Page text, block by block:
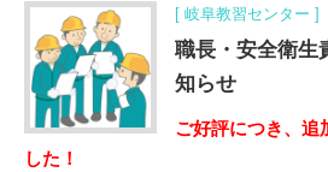
[ 岐阜教習センター ]
職長・安全衛生
知らせ
ご好評につき、追
した！